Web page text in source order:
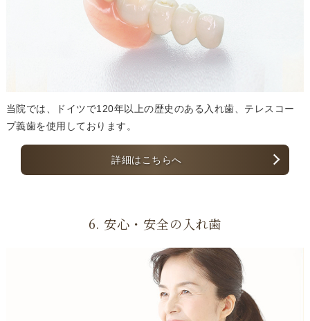
当院では、ドイツで120年以上の歴史のある入れ歯、テレスコー
プ義歯を使用しております。
詳細はこちらへ
6. 安心・安全の入れ歯